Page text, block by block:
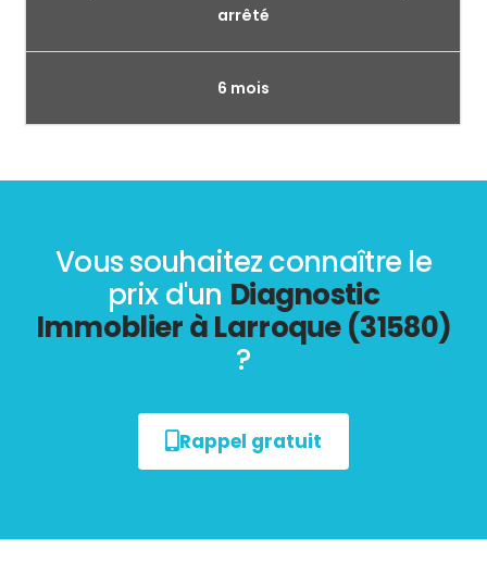
arrêté
6 mois
Vous souhaitez connaître le
prix d'un Diagnostic
Immoblier à Larroque (31580)
?
Rappel gratuit